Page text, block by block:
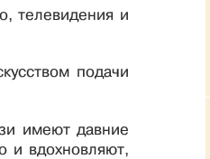
телевидения и
подачи
имеют давние
и вдохновляют,